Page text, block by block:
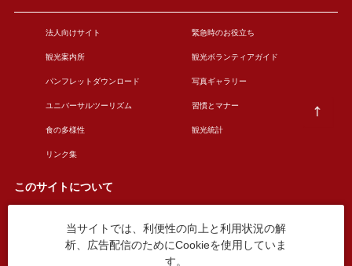
法人向けサイト 緊急時のお役立ち
観光案内所 観光ボランティアガイド
パンフレットダウンロード 写真ギャラリー
ユニバーサルツーリズム 習慣とマナー
食の多様性 観光統計
リンク集
このサイトについて
このサイトについて 広告掲載について
お問い合わせ
当サイトでは、利便性の向上と利用状況の解
析、広告配信のためにCookieを使用していま
す。